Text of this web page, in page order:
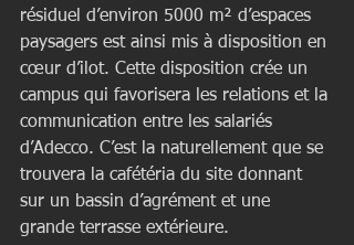
résiduel d’environ 5000 m² d’espaces
paysagers est ainsi mis à disposition en
cœur d’ilot. Cette disposition crée un
campus qui favorisera les relations et la
communication entre les salariés
d’Adecco. C’est la naturellement que se
trouvera la cafétéria du site donnant
sur un bassin d’agrément et une
grande terrasse extérieure.